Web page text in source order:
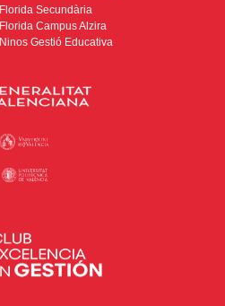
Florida Secundària
Florida Campus Alzira
Ninos Gestió Educativa